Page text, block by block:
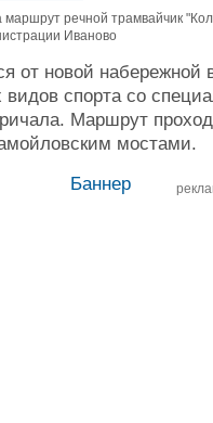
Флот
Галерея
Форум
Отзывы
Все службы
речной трамвайчик
Иваново
от новой набережной
спорта со
Маршрут
мостами.